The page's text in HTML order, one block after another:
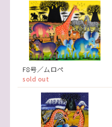
F8号／ムロペ
sold out